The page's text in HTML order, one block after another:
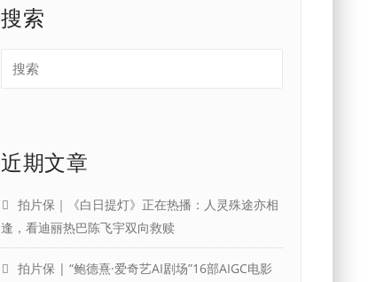
搜索
近期文章
拍片保｜《白日提灯》正在热播：人灵殊途亦相
逢，看迪丽热巴陈飞宇双向救赎
拍片保 | “鲍德熹·爱奇艺AI剧场”16部AIGC电影